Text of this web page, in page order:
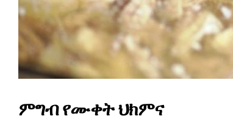
ምግብ የሙቀት ህክምና